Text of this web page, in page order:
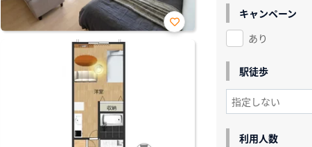
お気
キャンペーン
あり
駅徒歩
利用人数